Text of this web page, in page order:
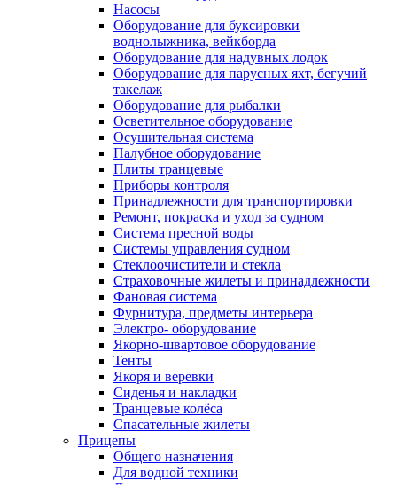
Насосы
Оборудование для буксировки
воднолыжника, вейкборда
Оборудование для надувных лодок
Оборудование для парусных яхт, бегучий
такелаж
Оборудование для рыбалки
Осветительное оборудование
Осушительная система
Палубное оборудование
Плиты транцевые
Приборы контроля
Принадлежности для транспортировки
Ремонт, покраска и уход за судном
Система пресной воды
Системы управления судном
Стеклоочистители и стекла
Страховочные жилеты и принадлежности
Фановая система
Фурнитура, предметы интерьера
Электро- оборудование
Якорно-швартовое оборудование
Тенты
Якоря и веревки
Сиденья и накладки
Транцевые колёса
Спасательные жилеты
Прицепы
Общего назначения
Для водной техники